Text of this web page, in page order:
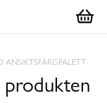
ANSIKTSFÄRGPALETT